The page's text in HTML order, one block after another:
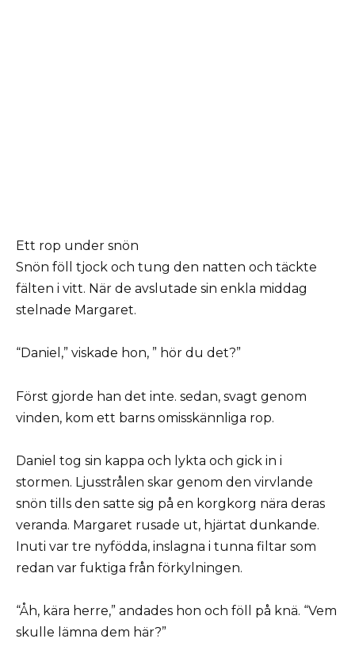
Ett rop under snön
Snön föll tjock och tung den natten och täckte
fälten i vitt. När de avslutade sin enkla middag
stelnade Margaret.
“Daniel,” viskade hon, ” hör du det?”
Först gjorde han det inte. sedan, svagt genom
vinden, kom ett barns omisskännliga rop.
Daniel tog sin kappa och lykta och gick in i
stormen. Ljusstrålen skar genom den virvlande
snön tills den satte sig på en korgkorg nära deras
veranda. Margaret rusade ut, hjärtat dunkande.
Inuti var tre nyfödda, inslagna i tunna filtar som
redan var fuktiga från förkylningen.
“Åh, kära herre,” andades hon och föll på knä. “Vem
skulle lämna dem här?”